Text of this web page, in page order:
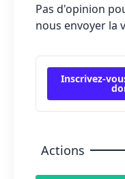
Pas d'opinion
nous envoyer la
Inscrivez-
Actions